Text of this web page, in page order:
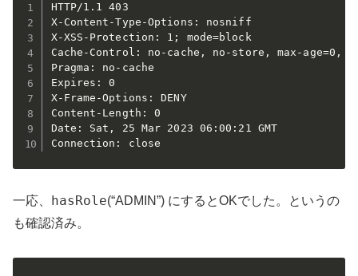
HTTP/1.1 403
X-Content-Type-Options: nosniff
X-XSS-Protection: 1; mode=block
Cache-Control: no-cache, no-store, max-age=0,
Pragma: no-cache
Expires: 0
X-Frame-Options: DENY
Content-Length: 0
Date: Sat, 25 Mar 2023 06:00:21 GMT
Connection: close
一応、 hasRole(“ADMIN”) にするとOKでした。というの
も確認済み。